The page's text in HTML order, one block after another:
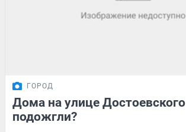
ГОРОД
Дома на улице Достоевского
подожгли?